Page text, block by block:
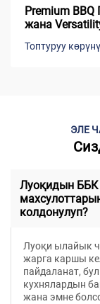
Premium
жана
Топтуруу
ЭЛЕ
Луоқидын ББК
колдонулуп?
Луоқи ылайык
жарга каршы
пайдаланат,
кухнялардын
жана эмне